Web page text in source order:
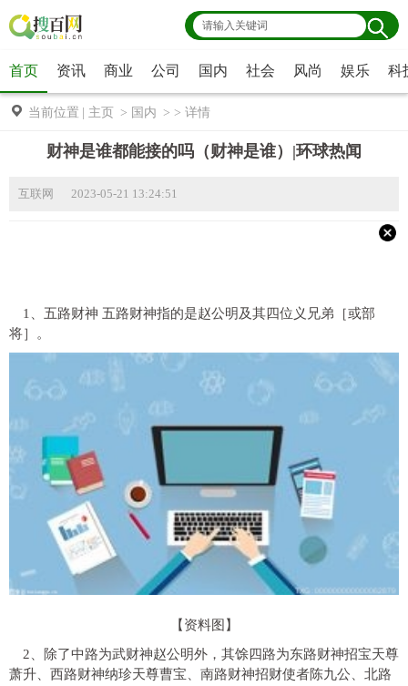
首页 资讯 商业 公司 国内 社会 风尚 娱乐 科
当前位置 主页 > 国内 > > 详情
财神是谁都能接的吗（财神是谁）|环球热闻
互联网 2023-05-21 13:24:51
1、五路财神 五路财神指的是赵公明及其四位义兄弟［或部
将］。
【资料图】
2、除了中路为武财神赵公明外，其馀四路为东路财神招宝天尊
萧升、西路财神纳珍天尊曹宝、南路财神招财使者陈九公、北路